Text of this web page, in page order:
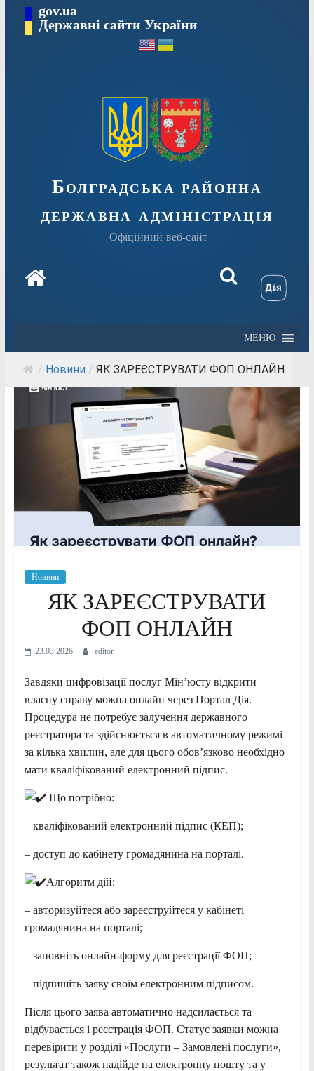
Перейтиgov.ua
Державні сайти України
Болградська районна
державна адміністрація
Офіційний веб-сайт
МЕНЮ
/ Новини / ЯК ЗАРЕЄСТРУВАТИ ФОП ОНЛАЙН
Новини
ЯК ЗАРЕЄСТРУВАТИ
ФОП ОНЛАЙН
23.03.2026 editor
Завдяки цифровізації послуг Мін’юсту відкрити
власну справу можна онлайн через Портал Дія.
Процедура не потребує залучення державного
реєстратора та здійснюється в автоматичному режимі
за кілька хвилин, але для цього обов’язково необхідно
мати кваліфікований електронний підпис.
Що потрібно:
– кваліфікований електронний підпис (КЕП);
– доступ до кабінету громадянина на порталі.
Алгоритм дій:
– авторизуйтеся або зареєструйтеся у кабінеті
громадянина на порталі;
– заповніть онлайн-форму для реєстрації ФОП;
– підпишіть заяву своїм електронним підписом.
Після цього заява автоматично надсилається та
відбувається і реєстрація ФОП. Статус заявки можна
перевірити у розділі «Послуги – Замовлені послуги»,
результат також надійде на електронну пошту та у